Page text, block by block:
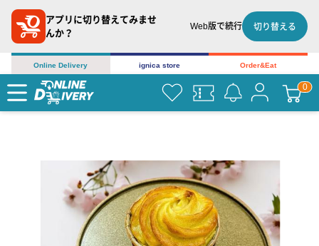
アプリに切り替えてみませ
んか？
Web版で続行 切り替える
Online Delivery ignica store Order&Eat